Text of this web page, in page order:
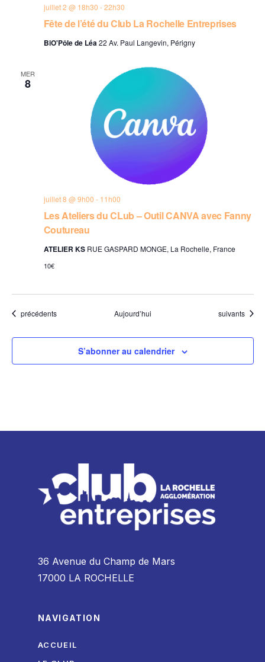
Fête de l’été du Club La Rochelle Entreprises
juillet 2 @ 18h30 -22h30
BiO'Pôle de Léa22 Av. Paul Langevin, Périgny
MER
8
Les Ateliers du CLub – Outil CANVA avec Fanny
Coutureau
juillet 8 @ 9h00 - 11h00
ATELIER KS RUE GASPARD MONGE, La Rochelle, France
10€
Évènements
précédents Aujourd’hui Évènements
suivants
S’abonner au calendrier
36 Avenue du Champ de Mars
17000 LA ROCHELLE
NAVIGATION
ACCUEIL